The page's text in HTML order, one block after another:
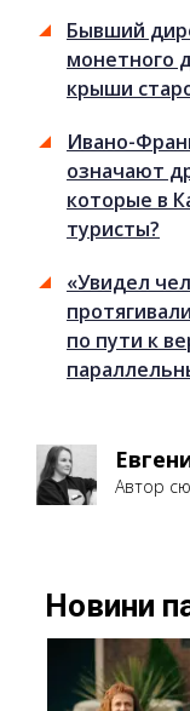
Бывший
монетного
крыши
Ивано-
означают
которые в
туристы?
«Увидел
по пути к
Автор